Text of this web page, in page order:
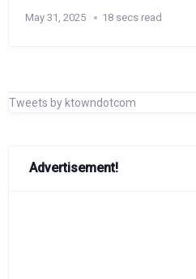
May 31, 2025 18 secs read
Tweets by ktowndotcom
Advertisement!